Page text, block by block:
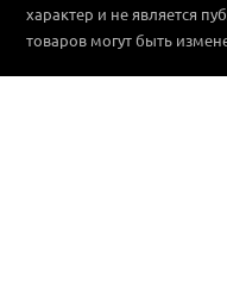
характер и не является
товаров могут быть